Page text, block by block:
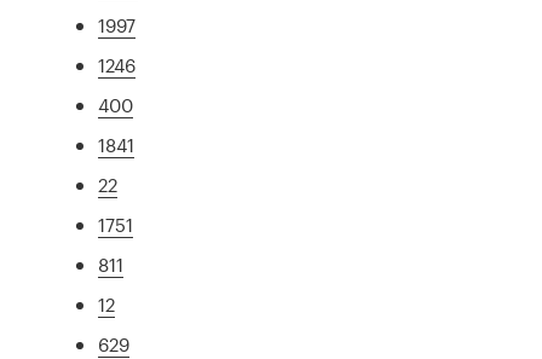
1997
1246
400
1841
22
1751
811
12
629